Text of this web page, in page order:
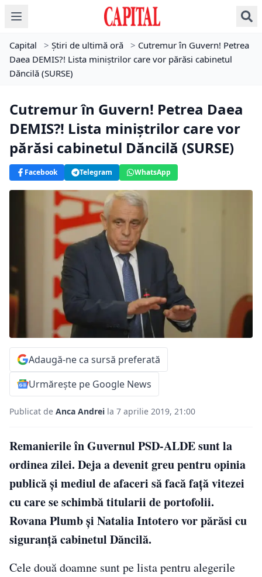
Capital > Știri de ultimă oră > Cutremur în Guvern! Petrea
Daea DEMIS?! Lista miniștrilor care vor părăsi cabinetul
Dăncilă (SURSE)
Cutremur în Guvern! Petrea Daea
DEMIS?! Lista miniștrilor care vor
părăsi cabinetul Dăncilă (SURSE)
Facebook Telegram WhatsApp
Adaugă-ne ca sursă preferată
Urmărește pe Google News
Publicat de Anca Andrei la 7 aprilie 2019, 21:00
Remanierile în Guvernul PSD-ALDE sunt la
ordinea zilei. Deja a devenit greu pentru opinia
publică și mediul de afaceri să facă față vitezei
cu care se schimbă titularii de portofolii.
Rovana Plumb și Natalia Intotero vor părăsi cu
siguranță cabinetul Dăncilă.
Cele două doamne sunt pe lista pentru alegerile